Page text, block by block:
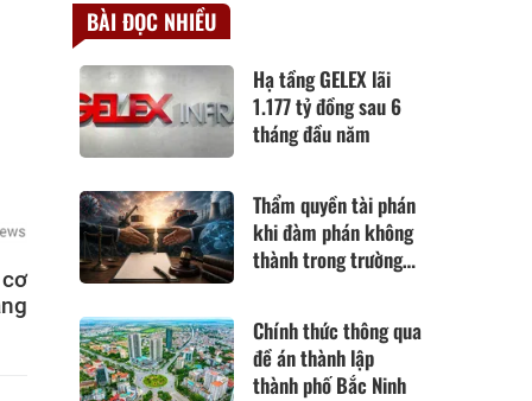
BÀI ĐỌC NHIỀU
Hạ tầng GELEX lãi
1.177 tỷ đồng sau 6
tháng đầu năm
Thẩm quyền tài phán
khi đàm phán không
thành trong trường
đổi cơ bản theo Điều
420 Bộ luật Dân sự
năm 2015
Chính thức thông qua
đề án thành lập
thành phố Bắc Ninh